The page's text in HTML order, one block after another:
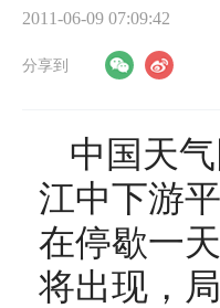
2011-06-09 07:09:42
分享到
中国天
江中下游
在停歇一
将出现，